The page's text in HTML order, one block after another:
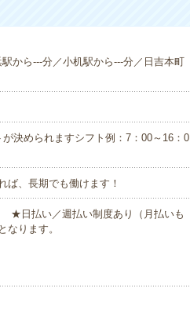
から---分／小机駅から---分／日吉本町
決められますシフト例：7：00～16：0
、長期でも働けます！
★日払い／週払い制度あり（月払いも
ります。